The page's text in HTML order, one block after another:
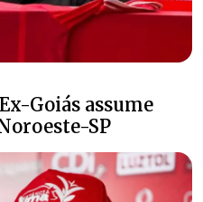
Goiás assume
SP